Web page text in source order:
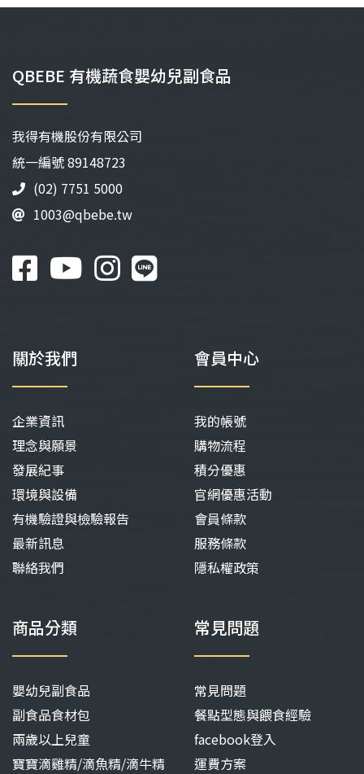
QBEBE 有機蔬食嬰幼兒副食品
我得有機股份有限公司
統⼀編號 89148723
(02) 7751 5000
1003@qbebe.tw
關於我們
企業資訊
理念與願景
發展紀事
環境與設備
有機驗證與檢驗報告
最新訊息
聯絡我們
會員中心
我的帳號
購物流程
積分優惠
官網優惠活動
會員條款
服務條款
隱私權政策
商品分類
嬰幼兒副食品
副食品食材包
兩歲以上兒童
寶寶滴雞精/滴魚精/滴牛精
常見問題
常見問題
餐點型態與餵食經驗
facebook登入
運費方案